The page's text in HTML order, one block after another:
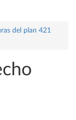
del plan 421